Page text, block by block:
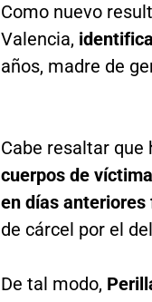
Como nuevo
Valencia,
años, madre de
Cabe resaltar
cuerpos de
en días anteriores
de cárcel por el
De tal modo,